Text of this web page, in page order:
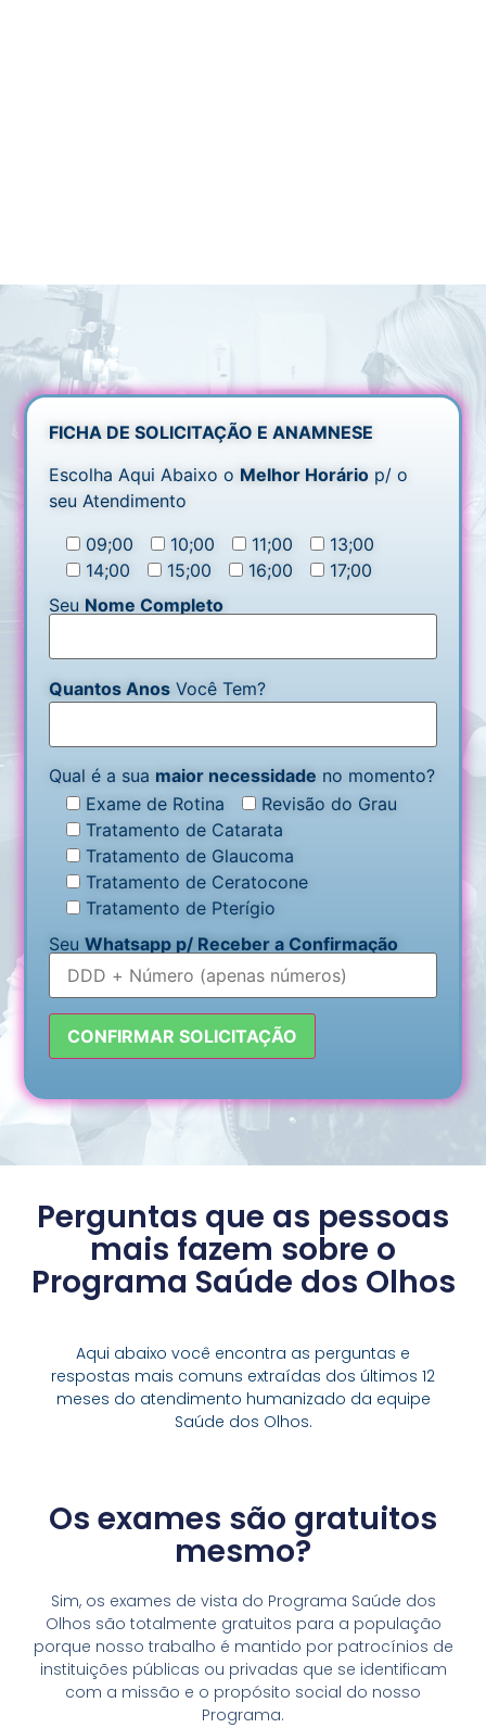
FICHA DE SOLICITAÇÃO E ANAMNESE
Escolha Aqui Abaixo o Melhor Horário p/ o
seu Atendimento
09;00 10;00 11;00
13;00
14;00
15;00 16;00
17;00
Seu Nome Completo
Quantos Anos Você Tem?
Qual é a sua maior necessidade no momento?
Exame de Rotina
Revisão do Grau
Tratamento de Catarata
Tratamento de Glaucoma
Tratamento de Ceratocone
Tratamento de Pterígio
SeuWhatsapp p/ Receber a Confirmação
Perguntas que as pessoas
mais fazem sobre o
Programa Saúde dos Olhos
Aqui abaixo você encontra as perguntas e
respostas mais comuns extraídas dos últimos 12
meses do atendimento humanizado da equipe
Saúde dos Olhos.
Os exames são gratuitos
mesmo?
Sim, os exames de vista do Programa Saúde dos
Olhos são totalmente gratuitos para a população
porque nosso trabalho é mantido por patrocínios de
instituições públicas ou privadas que se identificam
com a missão e o propósito social do nosso
Programa.